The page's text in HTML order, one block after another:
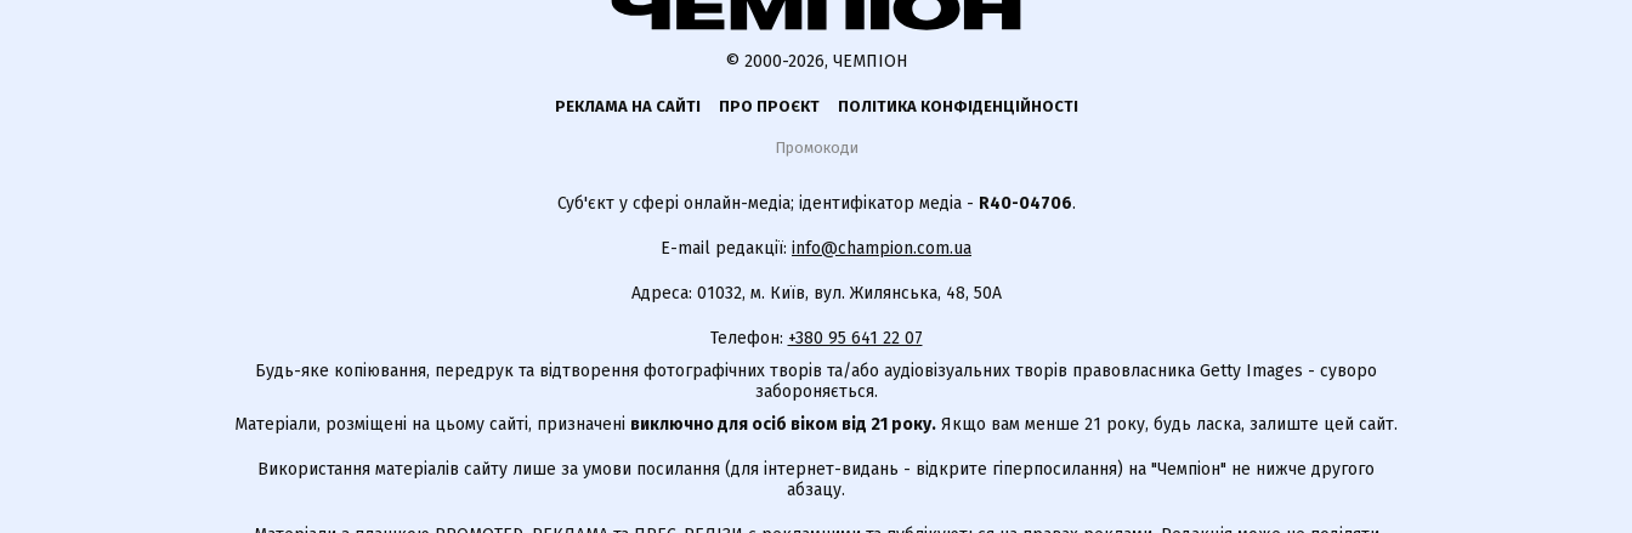
© 2000-2026, ЧЕМПІОН
РЕКЛАМА НА САЙТІ ПРО ПРОЄКТ ПОЛІТИКА КОНФІДЕНЦІЙНОСТІ
Промокоди
Суб'єкт у сфері онлайн-медіа; ідентифікатор медіа - R40-04706.
E-mail редакції: info@champion.com.ua
Адреса: 01032, м. Київ, вул. Жилянська, 48, 50А
Телефон: +380 95 641 22 07
Будь-яке копіювання, передрук та відтворення фотографічних творів та/або аудіовізуальних творів правовласника Getty Images - суворо
забороняється.
Матеріали, розміщені на цьому сайті, призначені виключно для осіб віком від 21 року. Якщо вам менше 21 року, будь ласка, залиште цей сайт.
Використання матеріалів сайту лише за умови посилання (для інтернет-видань - відкрите гіперпосилання) на "Чемпіон" не нижче другого
абзацу.